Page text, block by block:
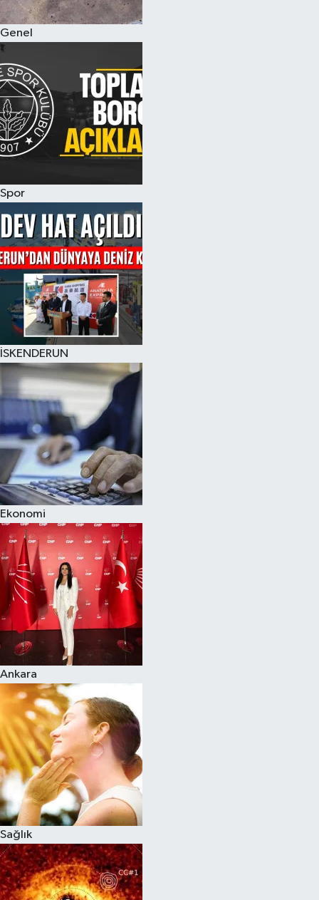
Genel
Spor
İSKENDERUN
Ekonomi
Ankara
Sağlık